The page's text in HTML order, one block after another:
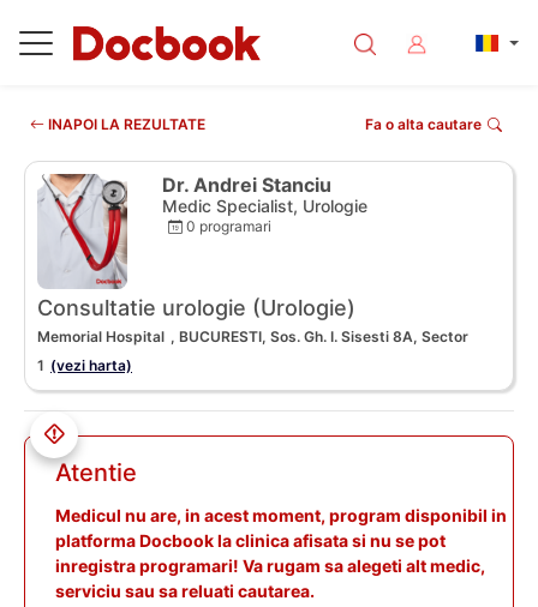
INAPOI LA REZULTATE Fa o alta cautare
Dr. Andrei Stanciu
Medic Specialist, Urologie
0 programari
Consultatie urologie (Urologie)
Memorial Hospital , BUCURESTI, Sos. Gh. I. Sisesti 8A, Sector
1 (vezi harta)
Atentie
Medicul nu are, in acest moment, program disponibil in
platforma Docbook la clinica afisata si nu se pot
inregistra programari! Va rugam sa alegeti alt medic,
serviciu sau sa reluati cautarea.